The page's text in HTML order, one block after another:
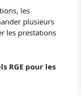
les
plusieurs
les prestations
RGE pour les